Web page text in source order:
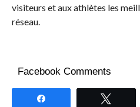
visiteurs et aux athlètes les
réseau.
Facebook Comments